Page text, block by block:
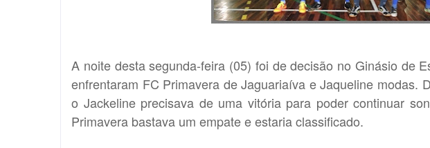
A noite desta segunda-feira (05) foi de decisão no Ginásio de
enfrentaram FC Primavera de Jaguariaíva e Jaqueline modas.
o Jackeline precisava de uma vitória para poder continuar
Primavera bastava um empate e estaria classificado.